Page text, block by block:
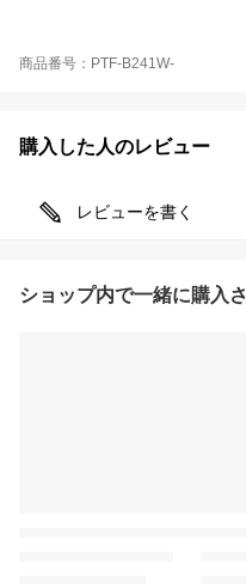
商品番号：PTF-B241W-
購入した人のレビュー
レビューを書く
ショップ内で一緒に購入